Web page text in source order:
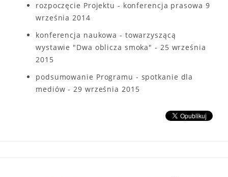
rozpoczęcie Projektu - konferencja prasowa 9
września 2014
konferencja naukowa - towarzyszącą
wystawie "Dwa oblicza smoka" - 25 września
2015
podsumowanie Programu - spotkanie dla
mediów - 29 września 2015